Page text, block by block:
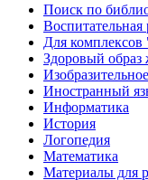
Поиск по
Воспитательная
Для комплексов
Здоровый образ
Иностранный
Информатика
История
Логопедия
Математика
Материалы для